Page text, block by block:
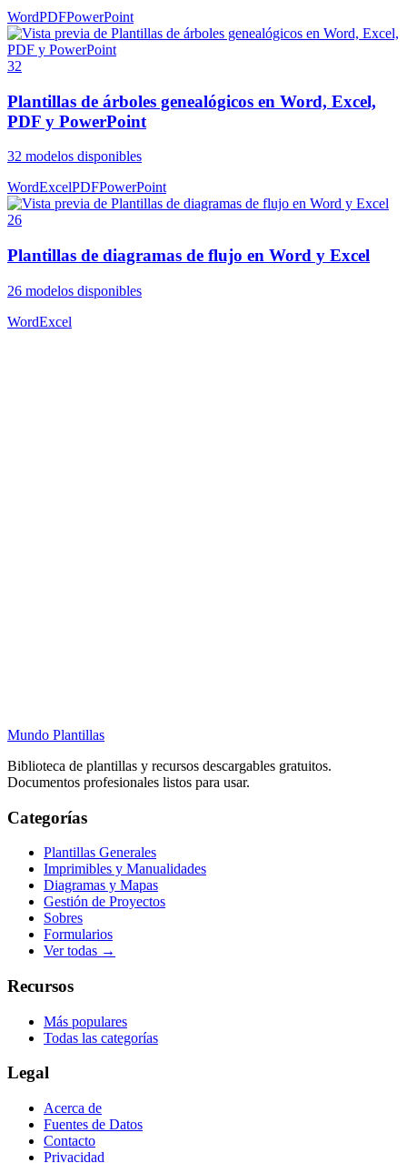
WordPDFPowerPoint
32
Plantillas de árboles genealógicos en Word, Excel,
PDF y PowerPoint
32 modelos disponibles
WordExcelPDFPowerPoint
26
Plantillas de diagramas de flujo en Word y Excel
26 modelos disponibles
WordExcel
Mundo Plantillas
Biblioteca de plantillas y recursos descargables gratuitos.
Documentos profesionales listos para usar.
Categorías
Plantillas Generales
Imprimibles y Manualidades
Diagramas y Mapas
Gestión de Proyectos
Sobres
Formularios
Ver todas →
Recursos
Más populares
Todas las categorías
Legal
Acerca de
Fuentes de Datos
Contacto
Privacidad